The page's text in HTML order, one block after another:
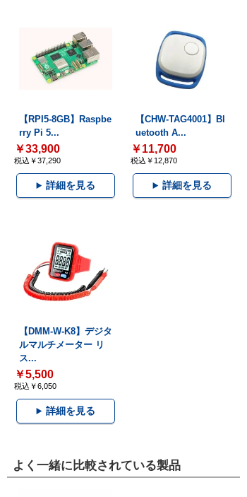
【RPI5-8GB】Raspbe
rry Pi 5...
￥33,900
税込￥37,290
詳細を見る
【CHW-TAG4001】Bl
uetooth A...
￥11,700
税込￥12,870
詳細を見る
【DMM-W-K8】デジタ
ルマルチメーター リ
ス...
￥5,500
税込￥6,050
詳細を見る
よく一緒に比較されている製品